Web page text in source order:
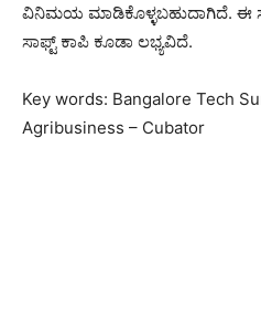
ವಿನಿಮಯ ಮಾಡಿಕೊಳ್ಳಬಹುದಾಗಿದೆ. ಈ
ಸಾಫ್ಟ್ ಕಾಪಿ ಕೂಡಾ ಲಭ್ಯವಿದೆ.
Key words: Bangalore Tech
Agribusiness – Cubator